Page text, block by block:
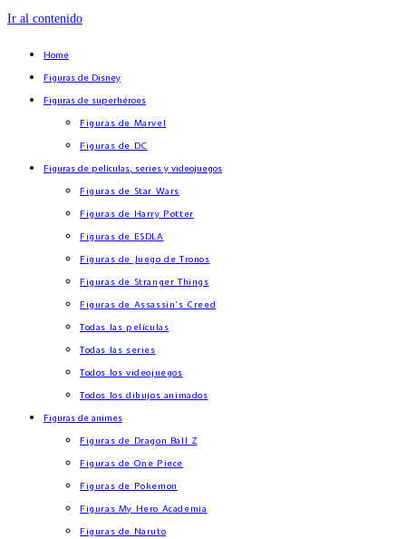
Ir al contenido
Home
Figuras de Disney
Figuras de superhéroes
Figuras de Marvel
Figuras de DC
Figuras de películas, series y videojuegos
Figuras de Star Wars
Figuras de Harry Potter
Figuras de ESDLA
Figuras de Juego de Tronos
Figuras de Stranger Things
Figuras de Assassin’s Creed
Todas las películas
Todas las series
Todos los videojuegos
Todos los dibujos animados
Figuras de animes
Figuras de Dragon Ball Z
Figuras de One Piece
Figuras de Pokemon
Figuras My Hero Academia
Figuras de Naruto